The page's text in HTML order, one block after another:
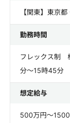
【関東】東京
勤務時間
フレックス制
分～15時45分
想定給与
500万円～